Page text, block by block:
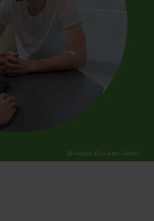
© Helios Kliniken GmbH